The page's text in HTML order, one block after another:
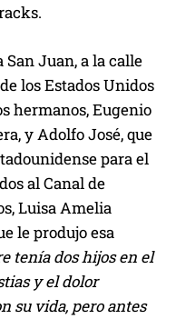
San Juan, a la calle
los Estados Unidos
hermanos, Eugenio
y Adolfo José, que
para el
al Canal de
Luisa Amelia
le produjo esa
tenía dos hijos en el
y el dolor
su vida, pero antes